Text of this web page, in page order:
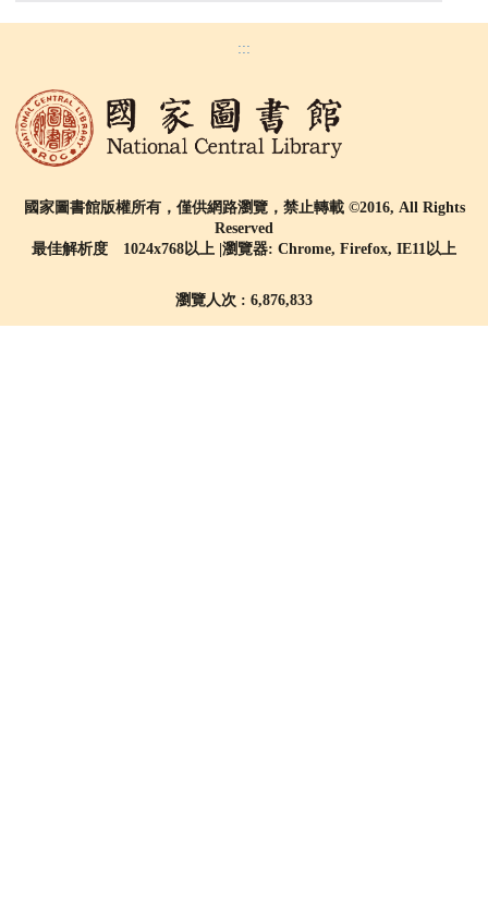
:::
國家圖書館版權所有，僅供網路瀏覽，禁止轉載 ©2016, All Rights
Reserved
最佳解析度 1024x768以上 |瀏覽器: Chrome, Firefox, IE11以上
瀏覽人次 : 6,876,833